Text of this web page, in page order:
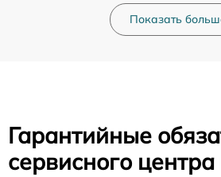
Показать
Гарантийные
сервисного